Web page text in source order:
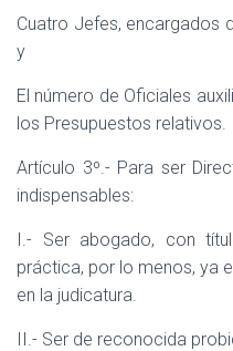
Cuatro Jefes, encargados
y
El número de Oficiales
los Presupuestos relativos.
Artículo 3º.- Para ser
indispensables:
I.- Ser abogado, con
práctica, por lo menos, ya
en la judicatura.
II.- Ser de reconocida